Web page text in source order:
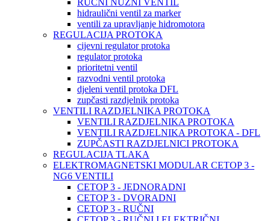
RUČNI NUŽNI VENTIL
hidraulični ventil za marker
ventili za upravljanje hidromotora
REGULACIJA PROTOKA
cijevni regulator protoka
regulator protoka
prioritetni ventil
razvodni ventil protoka
djeleni ventil protoka DFL
zupčasti razdjelnik protoka
VENTILI RAZDJELNIKA PROTOKA
VENTILI RAZDJELNIKA PROTOKA
VENTILI RAZDJELNIKA PROTOKA - DFL
ZUPČASTI RAZDJELNICI PROTOKA
REGULACIJA TLAKA
ELEKTROMAGNETSKI MODULAR CETOP 3 -
NG6 VENTILI
CETOP 3 - JEDNORADNI
CETOP 3 - DVORADNI
CETOP 3 - RUČNI